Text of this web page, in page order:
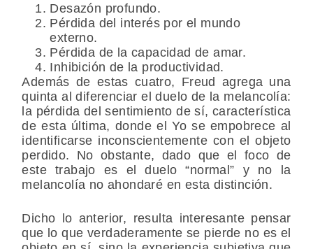
Desazón profundo.
Pérdida del interés por el mundo
externo.
Pérdida de la capacidad de amar.
Inhibición de la productividad.
Además de estas cuatro, Freud agrega una
quinta al diferenciar el duelo de la melancolía:
la pérdida del sentimiento de sí, característica
de esta última, donde el Yo se empobrece al
identificarse inconscientemente con el objeto
perdido. No obstante, dado que el foco de
este trabajo es el duelo “normal” y no la
melancolía no ahondaré en esta distinción.
Dicho lo anterior, resulta interesante pensar
que lo que verdaderamente se pierde no es el